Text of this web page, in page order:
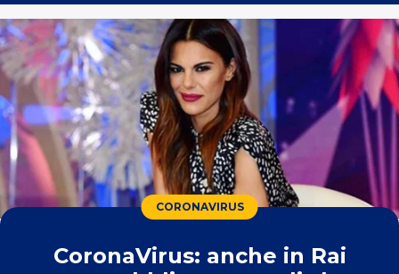
CORONAVIRUS
CoronaVirus: anche in Rai